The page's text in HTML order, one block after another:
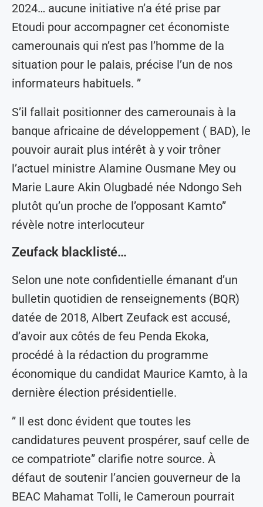
2024… aucune initiative n’a été prise par
Etoudi pour accompagner cet économiste
camerounais qui n’est pas l’homme de la
situation pour le palais, précise l’un de nos
informateurs habituels. ”
S’il fallait positionner des camerounais à la
banque africaine de développement ( BAD), le
pouvoir aurait plus intérêt à y voir trôner
l’actuel ministre Alamine Ousmane Mey ou
Marie Laure Akin Olugbadé née Ndongo Seh
plutôt qu’un proche de l’opposant Kamto”
révèle notre interlocuteur
Zeufack blacklisté…
Selon une note confidentielle émanant d’un
bulletin quotidien de renseignements (BQR)
datée de 2018, Albert Zeufack est accusé,
d’avoir aux côtés de feu Penda Ekoka,
procédé à la rédaction du programme
économique du candidat Maurice Kamto, à la
dernière élection présidentielle.
” Il est donc évident que toutes les
candidatures peuvent prospérer, sauf celle de
ce compatriote” clarifie notre source. À
défaut de soutenir l’ancien gouverneur de la
BEAC Mahamat Tolli, le Cameroun pourrait